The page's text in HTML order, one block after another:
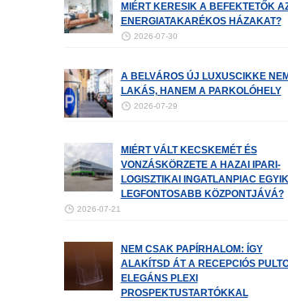
MIÉRT KERESIK A BEFEKTETŐK
ENERGIATAKARÉKOS HÁZAKAT?
2026-07-30
A BELVÁROS ÚJ LUXUSCIKKE
LAKÁS, HANEM A PARKOLÓHELY
2026-07-29
MIÉRT VÁLT KECSKEMÉT ÉS
VONZÁSKÖRZETE A HAZAI IPARI-
LOGISZTIKAI INGATLANPIAC EGYIK
LEGFONTOSABB KÖZPONTJÁVÁ?
2026-07-21
NEM CSAK PAPÍRHALOM: ÍGY
ALAKÍTSD ÁT A RECEPCIÓS
ELEGÁNS PLEXI
PROSPEKTUSTARTÓKKAL